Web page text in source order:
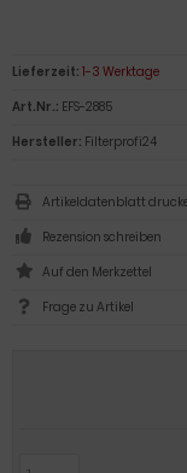
Lieferzeit: 1-3 Werktage
Art.Nr.: EFS-2885
Hersteller: Filterprofi24
Artikeldatenblatt
Rezension schreiben
Frage zu Artikel